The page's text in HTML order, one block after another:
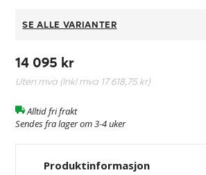
SE ALLE VARIANTER
14 095 kr
Uten mva (Inkl mva 17 618,75 kr)
Alltid fri frakt
Sendes fra lager om 3-4 uker
Produktinformasjon